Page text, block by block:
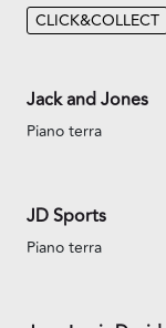
CLICK&COLLECT
Jack and Jones
Piano terra
JD Sports
Piano terra